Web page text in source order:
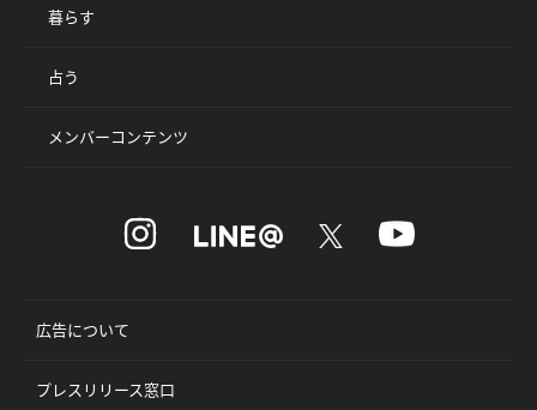
暮らす
占う
メンバーコンテンツ
広告について
プレスリリース窓口